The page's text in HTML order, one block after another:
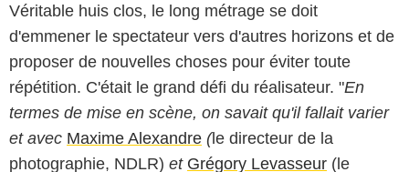
Véritable huis clos, le long métrage se doit
d'emmener le spectateur vers d'autres horizons et de
proposer de nouvelles choses pour éviter toute
répétition. C'était le grand défi du réalisateur. "En
termes de mise en scène, on savait qu'il fallait varier
et avec Maxime Alexandre (le directeur de la
photographie, NDLR) et Grégory Levasseur (le